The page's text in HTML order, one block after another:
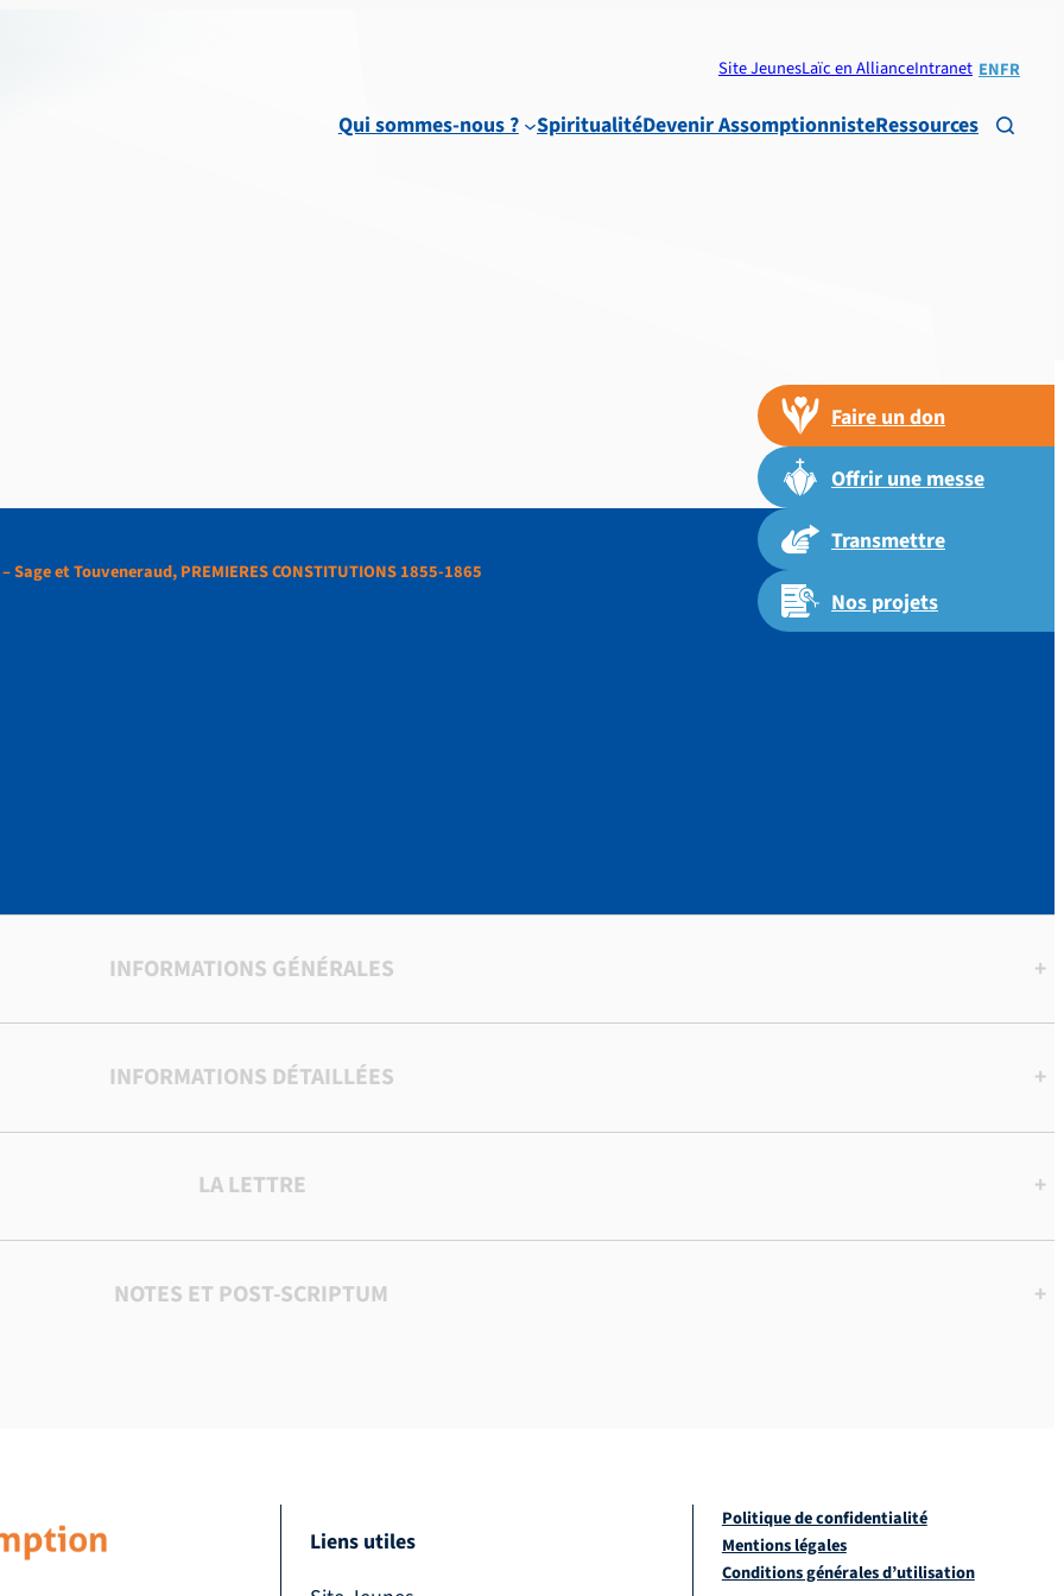
Site JeunesLaïc en AllianceIntranet ENFR
Qui sommes-nous ? SpiritualitéDevenir AssomptionnisteRessources 
Faire un don
Offrir une messe
Transmettre
Nos projets
Sage et Touveneraud, PREMIERES CONSTITUTIONS 1855-1865
INFORMATIONS GÉNÉRALES +
INFORMATIONS DÉTAILLÉES +
LA LETTRE +
NOTES ET POST-SCRIPTUM +
Liens utiles
Politique de confidentialité
Mentions légales
Conditions générales d’utilisation